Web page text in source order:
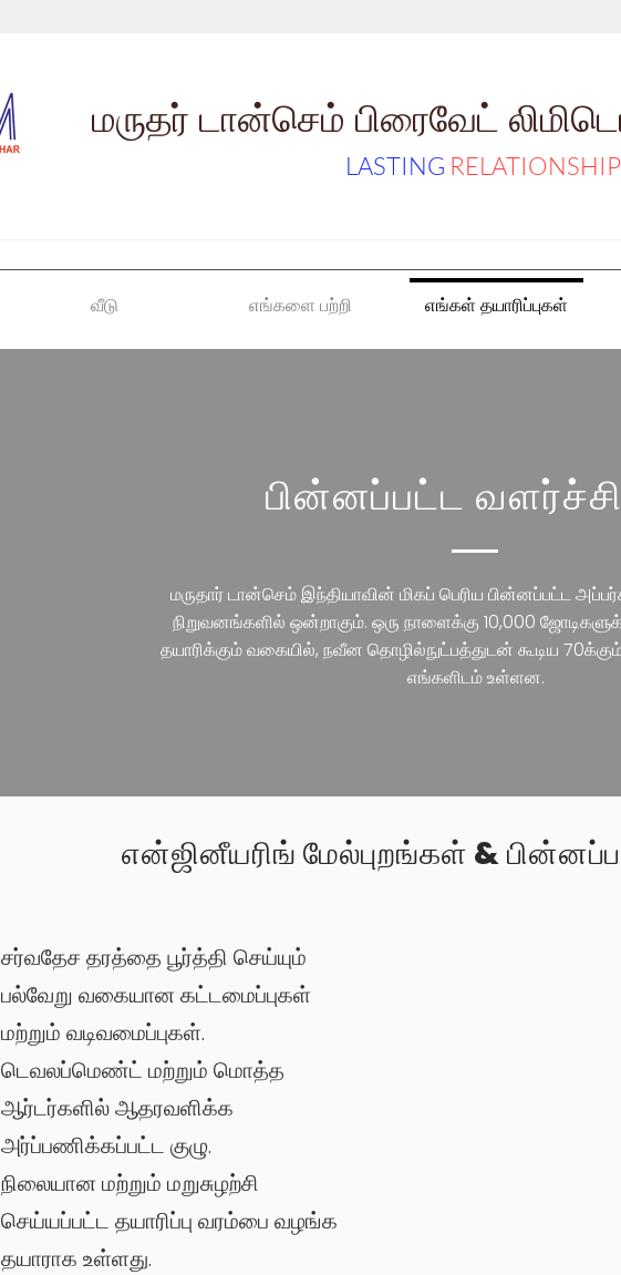
மருதர் டான்செம் பிரைவேட்
LASTING
வீடு எங்களை பற்றி எங்கள் தயாரிப்புகள்
பின்னப்பட்ட
மருதார் டான்செம் இந்தியாவின் மிகப் பெரிய பின்னப்பட்ட
நிறுவனங்களில் ஒன்றாகும். ஒரு நாளைக்கு 10,000
தயாரிக்கும் வகையில், நவீன தொழில்நுட்பத்துடன் கூடிய
எங்களிடம் உள்ளன.
என்ஜினீயரிங் மேல்புறங்கள் &
சர்வதேச தரத்தை பூர்த்தி செய்யும்
பல்வேறு வகையான கட்டமைப்புகள்
மற்றும் வடிவமைப்புகள்.
டெவலப்மெண்ட் மற்றும் மொத்த
ஆர்டர்களில் ஆதரவளிக்க
அர்ப்பணிக்கப்பட்ட குழு.
நிலையான மற்றும் மறுசுழற்சி
செய்யப்பட்ட தயாரிப்பு வரம்பை வழங்க
தயாராக உள்ளது.